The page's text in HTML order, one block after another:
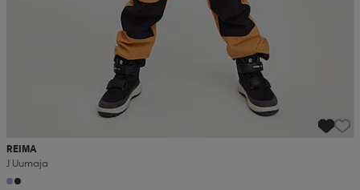
REIMA
J Uumaja